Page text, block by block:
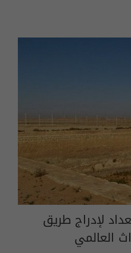
لإدراج طريق
العالمي